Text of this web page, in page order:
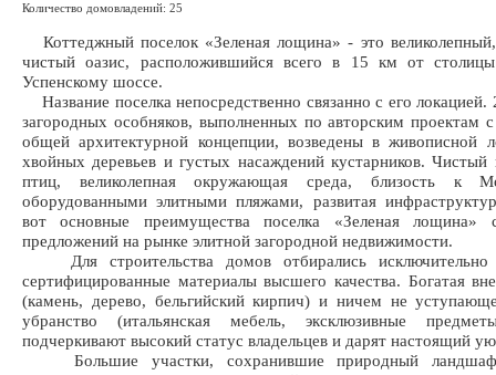
Количество домовладений: 25
Коттеджный поселок «Зеленая лощина» - это великолепный,
чистый оазис, расположившийся всего в 15 км от
Успенскому шоссе.
Название поселка непосредственно связанно с его
загородных особняков, выполненных по авторским проектам
общей архитектурной концепции, возведены в живописной
хвойных деревьев и густых насаждений кустарников. Чистый
птиц, великолепная окружающая среда, близость к
оборудованными элитными пляжами, развитая
вот основные преимущества поселка «Зеленая лощина»
предложений на рынке элитной загородной недвижимости.
Для строительства домов отбирались исключительно
сертифицированные материалы высшего качества. Богатая
(камень, дерево, бельгийский кирпич) и ничем не
убранство (итальянская мебель, эксклюзивные
подчеркивают высокий статус владельцев и дарят настоящий
Большие участки, сохранившие природный